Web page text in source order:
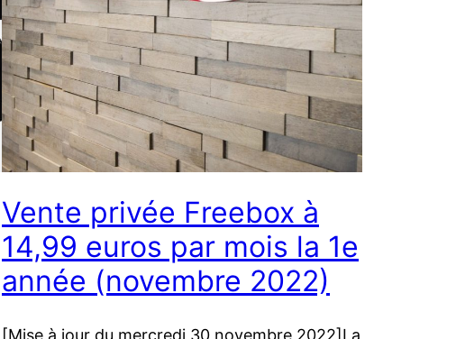
Vente privée Freebox à
14,99 euros par mois la 1e
année (novembre 2022)
[Mise à jour du mercredi 30 novembre 2022]La